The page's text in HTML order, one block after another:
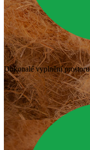
Dokonalé vyplnění prostoru